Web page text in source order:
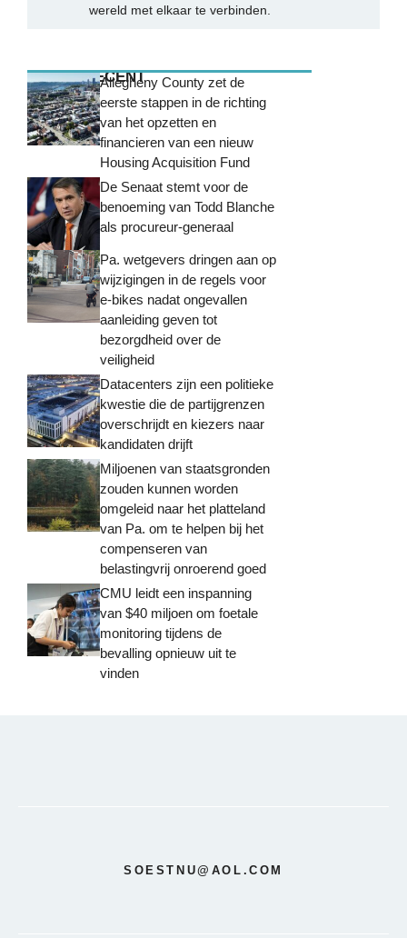
wereld met elkaar te verbinden.
MEEST RECENTAllegheny County zet de
eerste stappen in de richting
van het opzetten en
financieren van een nieuw
Housing Acquisition Fund
De Senaat stemt voor de
benoeming van Todd Blanche
als procureur-generaal
Pa. wetgevers dringen aan op
wijzigingen in de regels voor
e-bikes nadat ongevallen
aanleiding geven tot
bezorgdheid over de
veiligheid
Datacenters zijn een politieke
kwestie die de partijgrenzen
overschrijdt en kiezers naar
kandidaten drijft
Miljoenen van staatsgronden
zouden kunnen worden
omgeleid naar het platteland
van Pa. om te helpen bij het
compenseren van
belastingvrij onroerend goed
CMU leidt een inspanning
van $40 miljoen om foetale
monitoring tijdens de
bevalling opnieuw uit te
vinden
SOESTNU@AOL.COM